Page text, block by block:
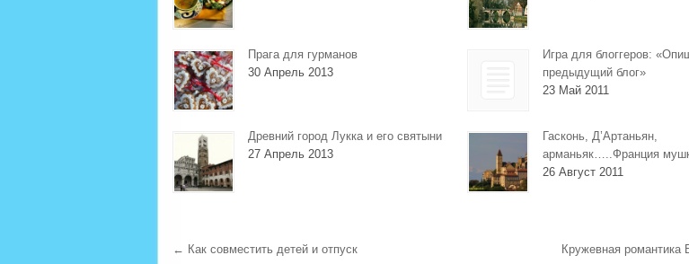
Прага для гурманов
30 Апрель 2013
Древний город Лукка и его святыни
27 Апрель 2013
Игра для блоггеров:
предыдущий блог»
23 Май 2011
Гасконь, Д’Артаньян,
арманьяк…..Франция
26 Август 2011
← Как совместить детей и отпуск Кружевная романтика